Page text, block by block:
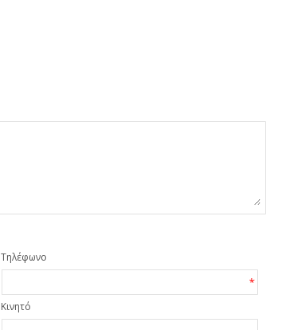
Τηλέφωνο
*
Κινητό